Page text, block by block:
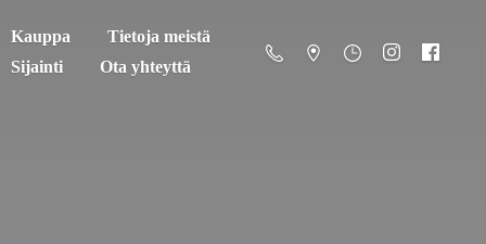
Kauppa
Tietoja meistä
Sijainti
Ota yhteyttä